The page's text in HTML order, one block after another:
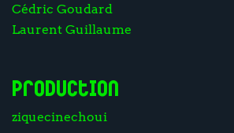
Cédric Goudard
Laurent Guillaume
Production
ziquecinechoui